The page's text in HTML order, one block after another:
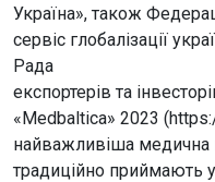
Україна», також
сервіс глобалізації
Рада
експортерів та
«Medbaltica» 2023
найважливіша медична
традиційно приймають